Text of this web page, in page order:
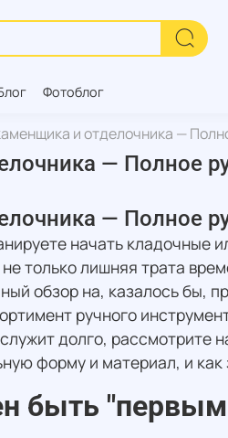
Фотоблог
и отделочника —
— Полное
— Полное
начать кладочные
только лишняя трата
обзор на, казалось бы,
ручного
долго, рассмотрите
форму и материал, и как
быть